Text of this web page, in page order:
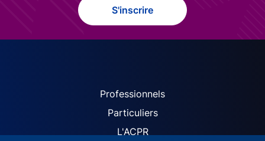
S'inscrire
ACPR site navigation
Professionnels
Particuliers
L'ACPR